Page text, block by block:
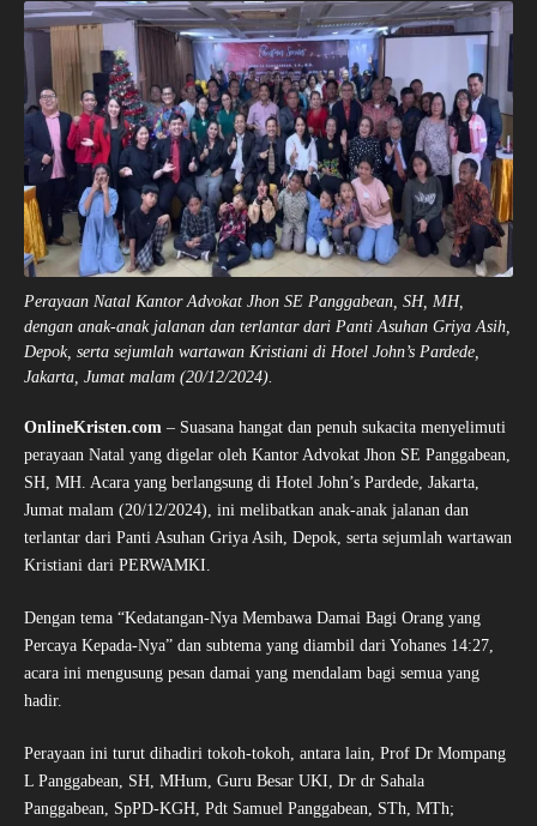
Perayaan Natal Kantor Advokat Jhon SE Panggabean, SH, MH,
dengan anak-anak jalanan dan terlantar dari Panti Asuhan Griya Asih,
Depok, serta sejumlah wartawan Kristiani di Hotel John’s Pardede,
Jakarta, Jumat malam (20/12/2024).
OnlineKristen.com – Suasana hangat dan penuh sukacita menyelimuti
perayaan Natal yang digelar oleh Kantor Advokat Jhon SE Panggabean,
SH, MH. Acara yang berlangsung di Hotel John’s Pardede, Jakarta,
Jumat malam (20/12/2024), ini melibatkan anak-anak jalanan dan
terlantar dari Panti Asuhan Griya Asih, Depok, serta sejumlah wartawan
Kristiani dari PERWAMKI.
Dengan tema “Kedatangan-Nya Membawa Damai Bagi Orang yang
Percaya Kepada-Nya” dan subtema yang diambil dari Yohanes 14:27,
acara ini mengusung pesan damai yang mendalam bagi semua yang
hadir.
Perayaan ini turut dihadiri tokoh-tokoh, antara lain, Prof Dr Mompang
L Panggabean, SH, MHum, Guru Besar UKI, Dr dr Sahala
Panggabean, SpPD-KGH, Pdt Samuel Panggabean, STh, MTh;